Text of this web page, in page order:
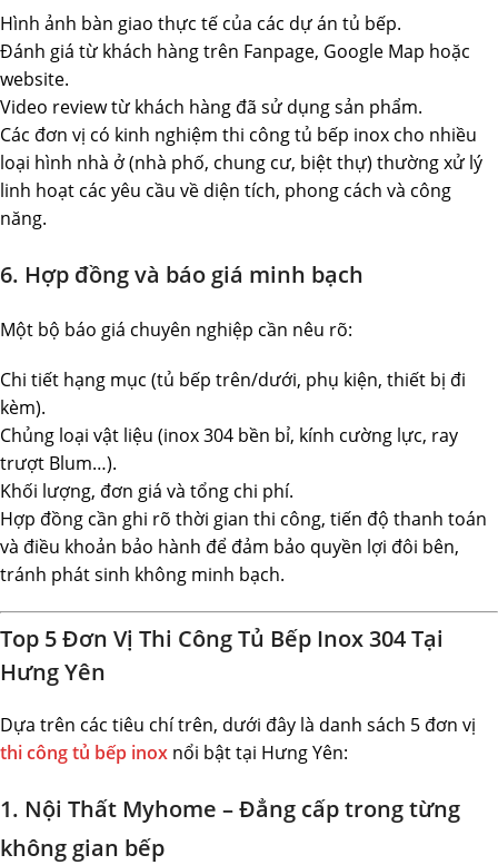
Hình ảnh bàn giao thực tế của các dự án tủ bếp.
Đánh giá từ khách hàng trên Fanpage, Google Map hoặc
website.
Video review từ khách hàng đã sử dụng sản phẩm.
Các đơn vị có kinh nghiệm thi công tủ bếp inox cho nhiều
loại hình nhà ở (nhà phố, chung cư, biệt thự) thường xử lý
linh hoạt các yêu cầu về diện tích, phong cách và công
năng.
6. Hợp đồng và báo giá minh bạch
Một bộ báo giá chuyên nghiệp cần nêu rõ:
Chi tiết hạng mục (tủ bếp trên/dưới, phụ kiện, thiết bị đi
kèm).
Chủng loại vật liệu (inox 304 bền bỉ, kính cường lực, ray
trượt Blum…).
Khối lượng, đơn giá và tổng chi phí.
Hợp đồng cần ghi rõ thời gian thi công, tiến độ thanh toán
và điều khoản bảo hành để đảm bảo quyền lợi đôi bên,
tránh phát sinh không minh bạch.
Top 5 Đơn Vị Thi Công Tủ Bếp Inox 304 Tại
Hưng Yên
Dựa trên các tiêu chí trên, dưới đây là danh sách 5 đơn vị
thi công tủ bếp inox nổi bật tại Hưng Yên:
1. Nội Thất Myhome – Đẳng cấp trong từng
không gian bếp